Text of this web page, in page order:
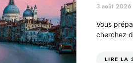
3 août 2026
Vous
cherchez
LIRE LA